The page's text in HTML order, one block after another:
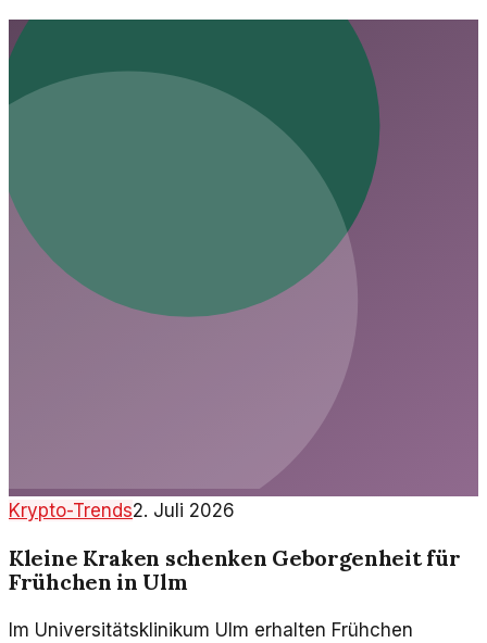
wirklich dahinter? Ein Blick auf die Ziele und
Herausforderungen.
Krypto-Trends2. Juli 2026
Kleine Kraken schenken Geborgenheit für
Frühchen in Ulm
Im Universitätsklinikum Ulm erhalten Frühchen